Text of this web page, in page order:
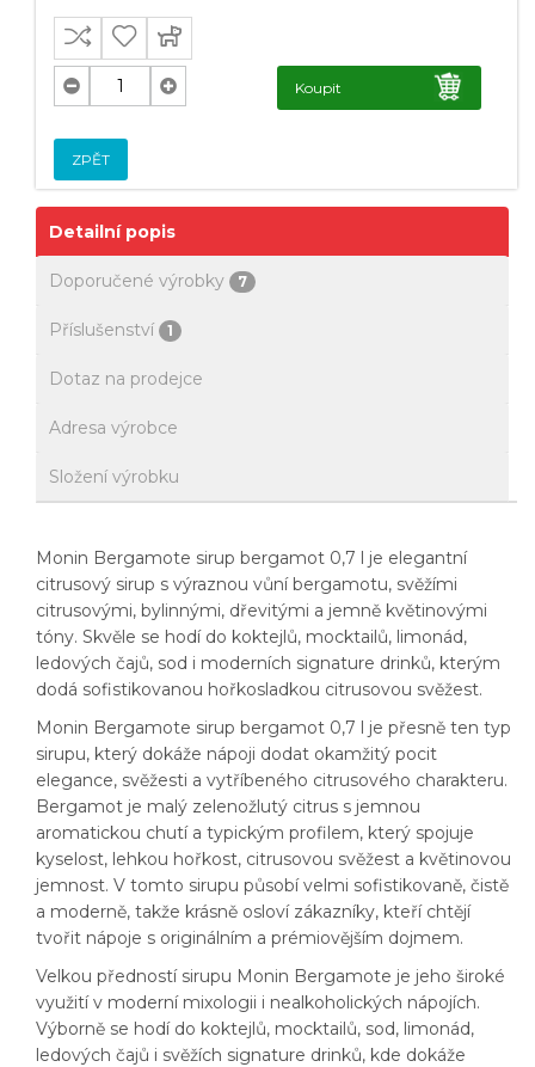
Koupit
ZPĚT
Detailní popis
Doporučené výrobky 7
Příslušenství 1
Dotaz na prodejce
Adresa výrobce
Složení výrobku
Monin Bergamote sirup bergamot 0,7 l je elegantní
citrusový sirup s výraznou vůní bergamotu, svěžími
citrusovými, bylinnými, dřevitými a jemně květinovými
tóny. Skvěle se hodí do koktejlů, mocktailů, limonád,
ledových čajů, sod i moderních signature drinků, kterým
dodá sofistikovanou hořkosladkou citrusovou svěžest.
Monin Bergamote sirup bergamot 0,7 l je přesně ten typ
sirupu, který dokáže nápoji dodat okamžitý pocit
elegance, svěžesti a vytříbeného citrusového charakteru.
Bergamot je malý zelenožlutý citrus s jemnou
aromatickou chutí a typickým profilem, který spojuje
kyselost, lehkou hořkost, citrusovou svěžest a květinovou
jemnost. V tomto sirupu působí velmi sofistikovaně, čistě
a moderně, takže krásně osloví zákazníky, kteří chtějí
tvořit nápoje s originálním a prémiovějším dojmem.
Velkou předností sirupu Monin Bergamote je jeho široké
využití v moderní mixologii i nealkoholických nápojích.
Výborně se hodí do koktejlů, mocktailů, sod, limonád,
ledových čajů i svěžích signature drinků, kde dokáže